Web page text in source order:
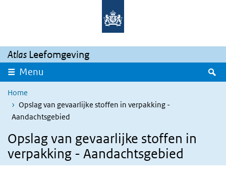
Overslaan en naar de inhoud gaan
Atlas Leefomgeving
Menu
Home
Opslag van gevaarlijke stoffen in verpakking -
Aandachtsgebied
Opslag van gevaarlijke stoffen in
verpakking - Aandachtsgebied